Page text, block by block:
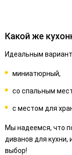
Какой же
Идеальным
миниатюрный,
со спальным
с местом для
Мы надеемся, что
диванов для
выбор!